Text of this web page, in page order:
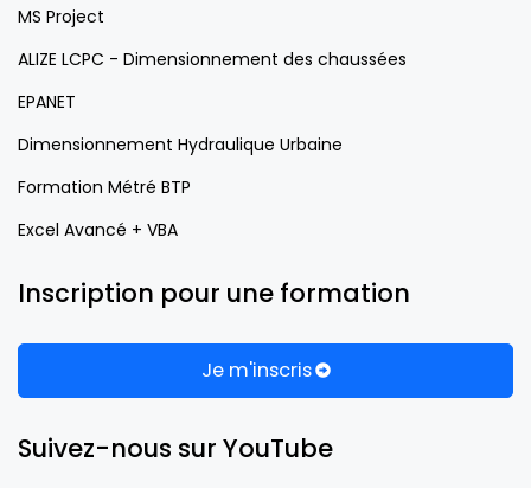
MS Project
ALIZE LCPC - Dimensionnement des chaussées
EPANET
Dimensionnement Hydraulique Urbaine
Formation Métré BTP
Excel Avancé + VBA
Inscription pour une formation
Je m'inscris
Suivez-nous sur YouTube